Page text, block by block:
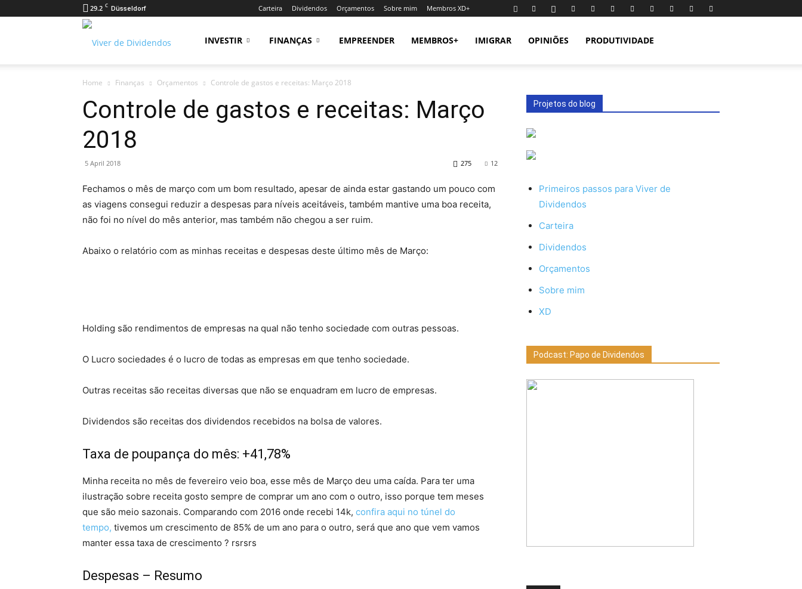
29.2 C Düsseldorf Carteira Dividendos Orçamentos Sobre mim Membros XD+
de
INVESTIR FINANÇAS EMPREENDER MEMBROS+ IMIGRAR OPINIÕES PRODUTIVIDADE
Home Finanças Orçamentos Controle de gastos e receitas: Março 2018
Controle de gastos e receitas: Março
2018
5 April 2018 12
275
Fechamos o mês de março com um bom resultado, apesar de ainda estar gastando um pouco com
as viagens consegui reduzir a despesas para níveis aceitáveis, também mantive uma boa receita,
não foi no nível do mês anterior, mas também não chegou a ser ruim.
Abaixo o relatório com as minhas receitas e despesas deste último mês de Março:
Holding são rendimentos de empresas na qual não tenho sociedade com outras pessoas.
O Lucro sociedades é o lucro de todas as empresas em que tenho sociedade.
Outras receitas são receitas diversas que não se enquadram em lucro de empresas.
Dividendos são receitas dos dividendos recebidos na bolsa de valores.
Taxa de poupança do mês: +41,78%
Minha receita no mês de fevereiro veio boa, esse mês de Março deu uma caída. Para ter uma
ilustração sobre receita gosto sempre de comprar um ano com o outro, isso porque tem meses
que são meio sazonais. Comparando com 2016 onde recebi 14k, confira aqui no túnel do
tempo, tivemos um crescimento de 85% de um ano para o outro, será que ano que vem vamos
manter essa taxa de crescimento ? rsrsrs
Despesas – Resumo
Projetos do blog
Primeiros passos para Viver de
Dividendos
Carteira
Dividendos
Orçamentos
Sobre mim
XD
Podcast: Papo de Dividendos